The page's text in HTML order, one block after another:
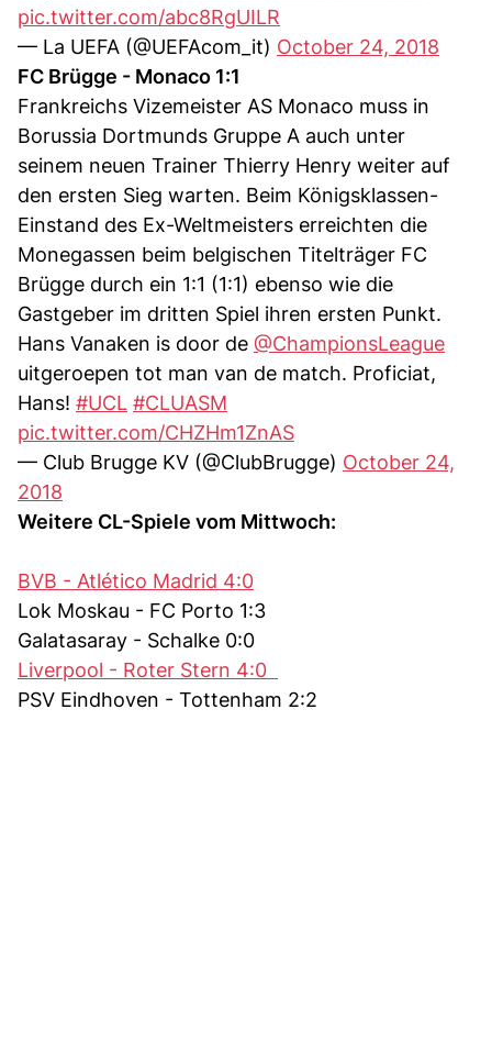
pic.twitter.com/abc8RgUILR
— La UEFA (@UEFAcom_it) October 24, 2018
FC Brügge - Monaco 1:1
Frankreichs Vizemeister AS Monaco muss in
Borussia Dortmunds Gruppe A auch unter
seinem neuen Trainer Thierry Henry weiter auf
den ersten Sieg warten. Beim Königsklassen-
Einstand des Ex-Weltmeisters erreichten die
Monegassen beim belgischen Titelträger FC
Brügge durch ein 1:1 (1:1) ebenso wie die
Gastgeber im dritten Spiel ihren ersten Punkt.
Hans Vanaken is door de @ChampionsLeague
uitgeroepen tot man van de match. Proficiat,
Hans! #UCL #CLUASM
pic.twitter.com/CHZHm1ZnAS
— Club Brugge KV (@ClubBrugge) October 24,
2018
Weitere CL-Spiele vom Mittwoch:
BVB - Atlético Madrid 4:0
Lok Moskau - FC Porto 1:3
Galatasaray - Schalke 0:0
Liverpool - Roter Stern 4:0
PSV Eindhoven - Tottenham 2:2